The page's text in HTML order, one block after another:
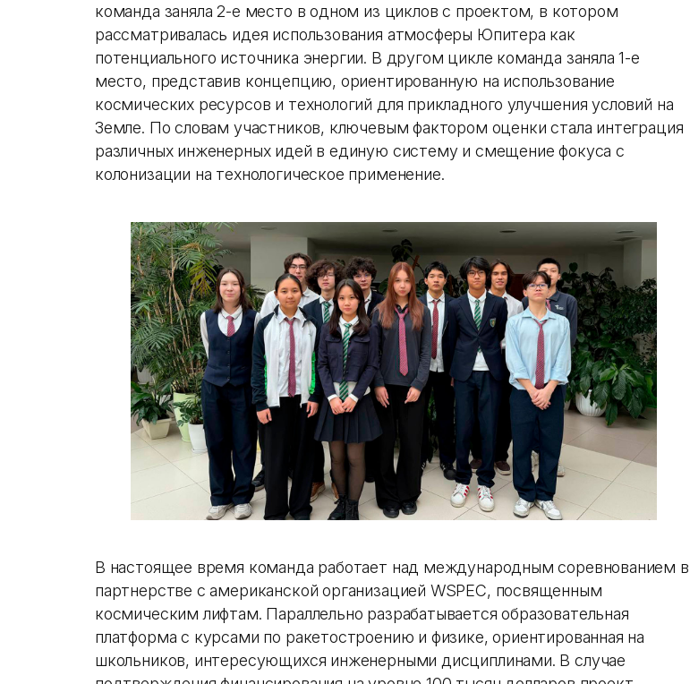
команда заняла 2-е место в одном из циклов с проектом, в котором
рассматривалась идея использования атмосферы Юпитера как
потенциального источника энергии. В другом цикле команда заняла 1-е
место, представив концепцию, ориентированную на использование
космических ресурсов и технологий для прикладного улучшения условий на
Земле. По словам участников, ключевым фактором оценки стала интеграция
различных инженерных идей в единую систему и смещение фокуса с
колонизации на технологическое применение.
В настоящее время команда работает над международным соревнованием в
партнерстве с американской организацией WSPEC, посвященным
космическим лифтам. Параллельно разрабатывается образовательная
платформа с курсами по ракетостроению и физике, ориентированная на
школьников, интересующихся инженерными дисциплинами. В случае